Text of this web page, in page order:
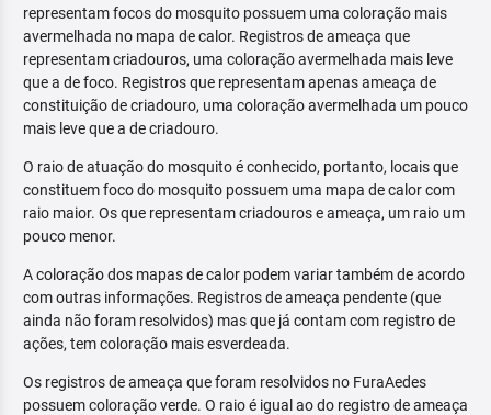
representam focos do mosquito possuem uma coloração mais
avermelhada no mapa de calor. Registros de ameaça que
representam criadouros, uma coloração avermelhada mais leve
que a de foco. Registros que representam apenas ameaça de
constituição de criadouro, uma coloração avermelhada um pouco
mais leve que a de criadouro.
O raio de atuação do mosquito é conhecido, portanto, locais que
constituem foco do mosquito possuem uma mapa de calor com
raio maior. Os que representam criadouros e ameaça, um raio um
pouco menor.
A coloração dos mapas de calor podem variar também de acordo
com outras informações. Registros de ameaça pendente (que
ainda não foram resolvidos) mas que já contam com registro de
ações, tem coloração mais esverdeada.
Os registros de ameaça que foram resolvidos no FuraAedes
possuem coloração verde. O raio é igual ao do registro de ameaça